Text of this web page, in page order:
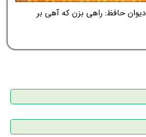
غزل شماره‌ی ۱۵۴ دیوان حافظ: راهی بزن که آهی بر